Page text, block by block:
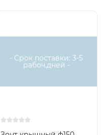
- Срок поставки: 3-5
рабоч.дней -